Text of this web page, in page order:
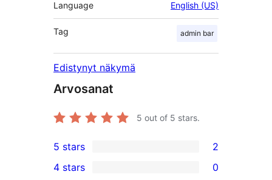
Language English (US)
Tag admin bar
Edistynyt näkymä
Arvosanat
5 out of 5 stars.
2
5-
5 stars 2
4 stars 0